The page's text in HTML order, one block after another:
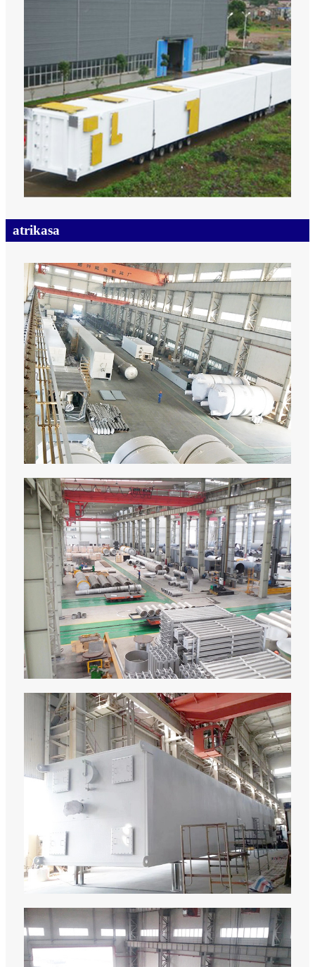
atrikasa